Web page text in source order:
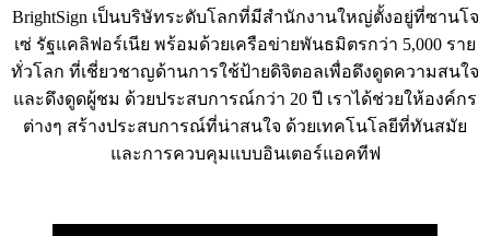
BrightSign เป็นบริษัทระดับโลกที่มีสำนักงานใหญ่ตั้งอยู่ที่ซานโจ
เซ่ รัฐแคลิฟอร์เนีย พร้อมด้วยเครือข่ายพันธมิตรกว่า 5,000 ราย
ทั่วโลก ที่เชี่ยวชาญด้านการใช้ป้ายดิจิตอลเพื่อดึงดูดความสนใจ
และดึงดูดผู้ชม ด้วยประสบการณ์กว่า 20 ปี เราได้ช่วยให้องค์กร
ต่างๆ สร้างประสบการณ์ที่น่าสนใจ ด้วยเทคโนโลยีที่ทันสมัย
และการควบคุมแบบอินเตอร์แอคทีฟ